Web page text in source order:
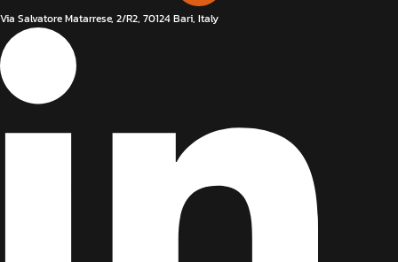
Via Salvatore Matarrese, 2/R2, 70124 Bari, Italy